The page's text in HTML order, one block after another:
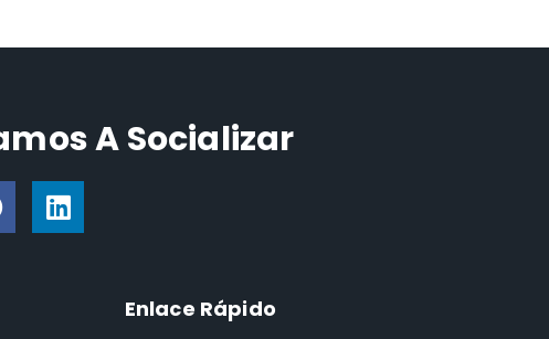
A Socializar
Enlace Rápido